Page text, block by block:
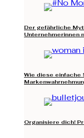
Der gefährliche
Unternehmerinnen
Wie diese einfache
Organisiere dich!